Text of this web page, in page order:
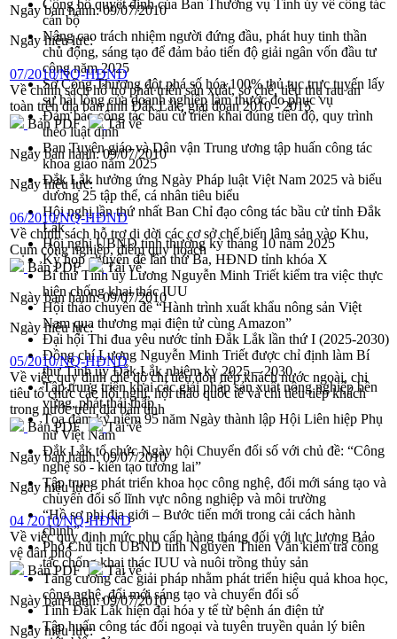
Công bố quyết định của Ban Thường vụ Tỉnh ủy về công tác
cán bộ
Nâng cao trách nhiệm người đứng đầu, phát huy tinh thần
chủ động, sáng tạo để đảm bảo tiến độ giải ngân vốn đầu tư
công năm 2025
Sở Công Thương đột phá số hóa 100% thủ tục trực tuyến lấy
sự hài lòng của doanh nghiệp làm thước đo phục vụ
Đảm bảo công tác bầu cử triển khai đúng tiến độ, quy trình
theo luật định
Ban Tuyên giáo và Dân vận Trung ương tập huấn công tác
khoa giáo năm 2025
Đắk Lắk hưởng ứng Ngày Pháp luật Việt Nam 2025 và biểu
dương 25 tập thể, cá nhân tiêu biểu
Hội nghị lần thứ nhất Ban Chỉ đạo công tác bầu cử tỉnh Đắk
Lắk
Hội nghị UBND tỉnh thường kỳ tháng 10 năm 2025
Kỳ họp chuyên đề lần thứ Ba, HĐND tỉnh khóa X
Bí thư Tỉnh ủy Lương Nguyễn Minh Triết kiểm tra việc thực
hiện chống khai thác IUU
Hội thảo chuyên đề “Hành trình xuất khẩu nông sản Việt
Nam qua thương mại điện tử cùng Amazon”
Đại hội Thi đua yêu nước tỉnh Đắk Lắk lần thứ I (2025-2030)
Đồng chí Lương Nguyễn Minh Triết được chỉ định làm Bí
thư Tỉnh ủy Đắk Lắk nhiệm kỳ 2025 – 2030
Tập trung triển khai các giải pháp sản xuất nông nghiệp bền
vững, phát thải thấp
Tọa đàm kỷ niệm 95 năm Ngày thành lập Hội Liên hiệp Phụ
nữ Việt Nam
Đắk Lắk tổ chức Ngày hội Chuyển đổi số với chủ đề: “Công
nghệ số - kiến tạo tương lai”
Tập trung phát triển khoa học công nghệ, đổi mới sáng tạo và
chuyển đổi số lĩnh vực nông nghiệp và môi trường
“Hồ sơ phi địa giới – Bước tiến mới trong cải cách hành
chính”
Phó Chủ tịch UBND tỉnh Nguyễn Thiên Văn kiểm tra công
tác chống khai thác IUU và nuôi trồng thủy sản
Tăng cường các giải pháp nhằm phát triển hiệu quả khoa học,
công nghệ, đổi mới sáng tạo và chuyển đổi số
Tỉnh Đắk Lắk hiện đại hóa y tế từ bệnh án điện tử
Tập huấn công tác đối ngoại và tuyên truyền quản lý biên
Ngày ban hành:09/07/2010
Ngày hiệu lực:
07/2010/NQ-HĐND
Về chính sách hỗ trợ phát triển sản xuất, sơ chế, tiêu thụ rau an
toàn trên địa bàn tỉnh Đắk Lắk, giai đoạn 2010 - 2015
Bản PDF
Tải về
Ngày ban hành:09/07/2010
Ngày hiệu lực:
06/2010/NQ-HĐND
Về chính sách hỗ trợ di dời các cơ sở chế biến lâm sản vào Khu,
Cụm công nghiệp, điểm quy họach
Bản PDF
Tải về
Ngày ban hành:09/07/2010
Ngày hiệu lực:
05/2010/NQ-HĐND
Về việc quy định chế độ chi tiêu đón tiếp khách nước ngoài, chi
tiêu tổ chức các hội nghị, hội thảo quốc tế và chi tiêu tiếp khách
trong nước trên địa bàn tỉnh
Bản PDF
Tải về
Ngày ban hành:09/07/2010
Ngày hiệu lực:
04 /2010/NQ-HĐND
Về việc quy định mức phụ cấp hàng tháng đối với lực lượng Bảo
vệ dân phố
Bản PDF
Tải về
Ngày ban hành:09/07/2010
Ngày hiệu lực: